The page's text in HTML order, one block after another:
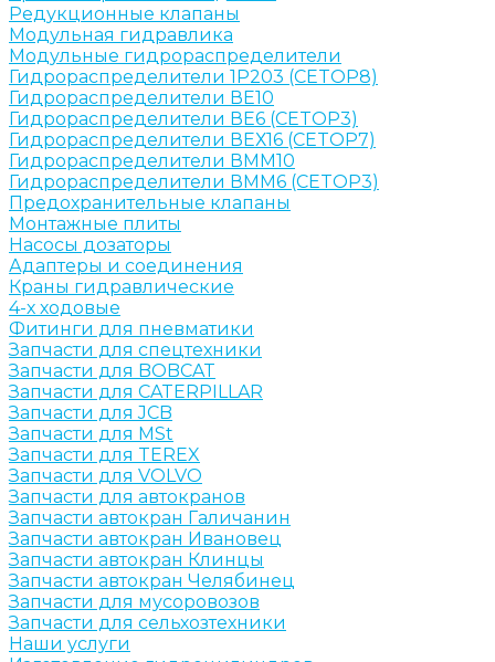
Редукционные клапаны
Модульная гидравлика
Модульные гидрораспределители
Гидрораспределители 1Р203 (CETOP8)
Гидрораспределители ВЕ10
Гидрораспределители ВЕ6 (CETOP3)
Гидрораспределители ВЕХ16 (CETOP7)
Гидрораспределители ВММ10
Гидрораспределители ВММ6 (CETOP3)
Предохранительные клапаны
Монтажные плиты
Насосы дозаторы
Адаптеры и соединения
Краны гидравлические
4-х ходовые
Фитинги для пневматики
Запчасти для спецтехники
Запчасти для BOBCAT
Запчасти для CATERPILLAR
Запчасти для JCB
Запчасти для MSt
Запчасти для TEREX
Запчасти для VOLVO
Запчасти для автокранов
Запчасти автокран Галичанин
Запчасти автокран Ивановец
Запчасти автокран Клинцы
Запчасти автокран Челябинец
Запчасти для мусоровозов
Запчасти для сельхозтехники
Наши услуги